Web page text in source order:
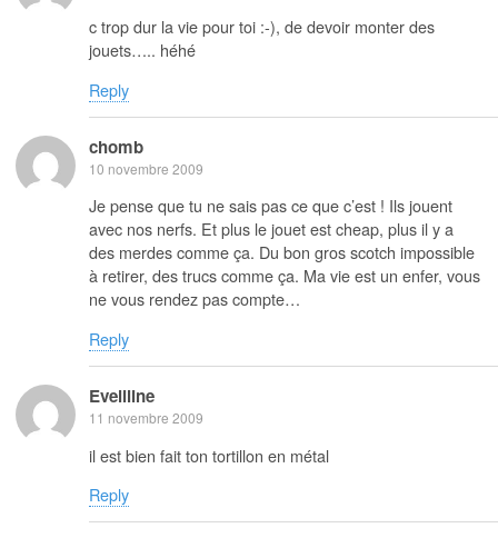
c trop dur la vie pour toi :-), de devoir monter des
jouets….. héhé
Reply
chomb
10 novembre 2009
Je pense que tu ne sais pas ce que c’est ! Ils jouent
avec nos nerfs. Et plus le jouet est cheap, plus il y a
des merdes comme ça. Du bon gros scotch impossible
à retirer, des trucs comme ça. Ma vie est un enfer, vous
ne vous rendez pas compte…
Reply
Eveliline
11 novembre 2009
il est bien fait ton tortillon en métal
Reply